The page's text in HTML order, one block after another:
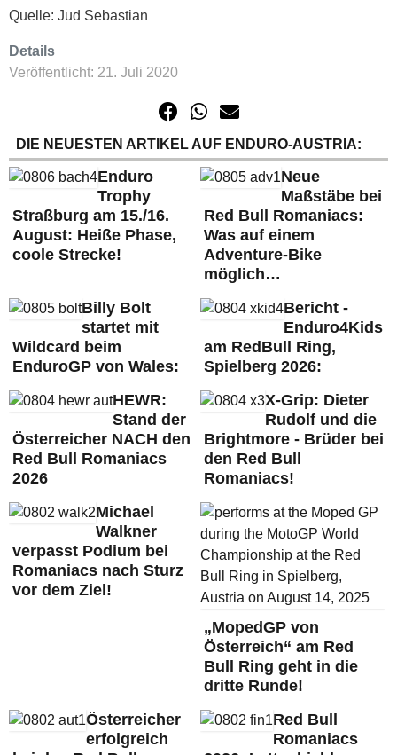
Quelle: Jud Sebastian
Details
Veröffentlicht: 21. Juli 2020
DIE NEUESTEN ARTIKEL AUF ENDURO-AUSTRIA:
Enduro
Trophy
Straßburg am 15./16.
August: Heiße Phase,
coole Strecke!
Neue
Maßstäbe bei
Red Bull Romaniacs:
Was auf einem
Adventure-Bike
möglich…
Billy Bolt
startet mit
Wildcard beim
EnduroGP von Wales:
Bericht -
Enduro4Kids
am RedBull Ring,
Spielberg 2026:
HEWR:
Stand der
Österreicher NACH den
Red Bull Romaniacs
2026
X-Grip: Dieter
Rudolf und die
Brightmore - Brüder bei
den Red Bull
Romaniacs!
Michael
Walkner
verpasst Podium bei
Romaniacs nach Sturz
vor dem Ziel!
„MopedGP von
Österreich“ am Red
Bull Ring geht in die
dritte Runde!
Österreicher
erfolgreich
Red Bull
Romaniacs